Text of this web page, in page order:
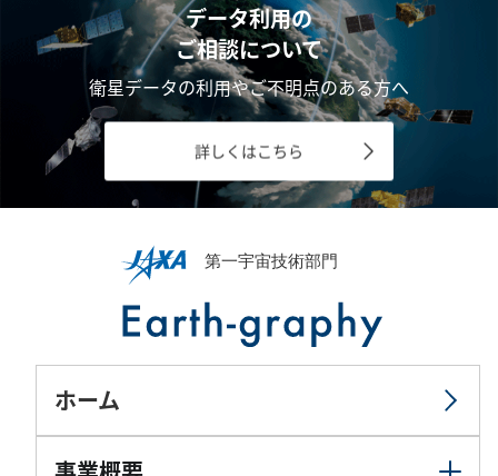
データ利用の
ご相談について
衛星データの利用やご不明点のある方へ
詳しくはこちら
ホーム